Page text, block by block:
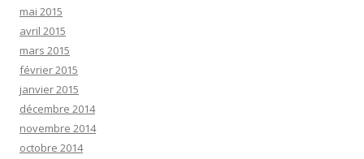
mai 2015
avril 2015
mars 2015
février 2015
janvier 2015
décembre 2014
novembre 2014
octobre 2014